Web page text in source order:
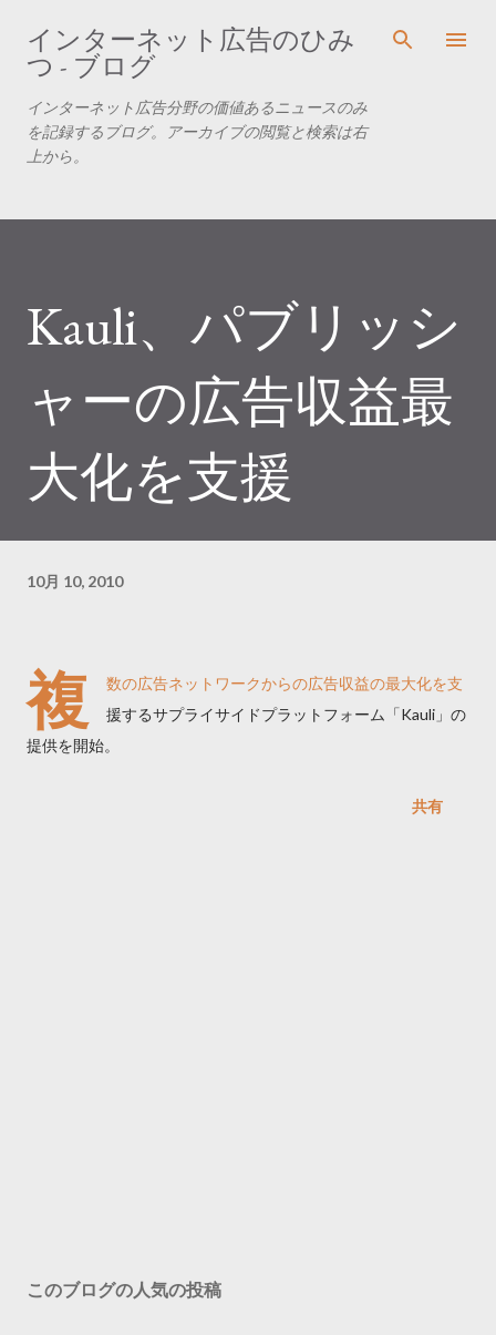
スキップしてメイン コンテンツに移動
インターネット広告のひみ
つ - ブログ
インターネット広告分野の価値あるニュースのみ
を記録するブログ。アーカイブの閲覧と検索は右
上から。
Kauli、パブリッシ
ャーの広告収益最
大化を支援
10月 10, 2010
複
数の広告ネットワークからの広告収益の最大化を支
援するサプライサイドプラットフォーム「Kauli」の
提供を開始。
共有
このブログの人気の投稿